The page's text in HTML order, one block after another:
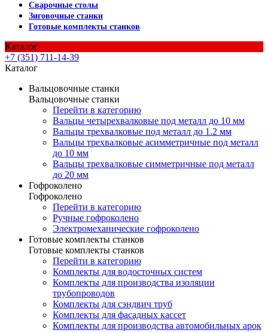
Сварочные столы
Зиговочные станки
Готовые комплекты станков
Каталог
+7 (351) 711-14-39
Каталог
Вальцовочные станки
Вальцовочные станки
Перейти в категорию
Вальцы четырехвалковые под металл до 10 мм
Вальцы трехвалковые под металл до 1.2 мм
Вальцы трехвалковые асимметричные под металл
до 10 мм
Вальцы трехвалковые симметричные под металл
до 20 мм
Гофроколено
Гофроколено
Перейти в категорию
Ручные гофроколено
Электромеханические гофроколено
Готовые комплекты станков
Готовые комплекты станков
Перейти в категорию
Комплекты для водосточных систем
Комплекты для производства изоляции
трубопроводов
Комплекты для сэндвич труб
Комплекты для фасадных кассет
Комплекты для производства автомобильных арок